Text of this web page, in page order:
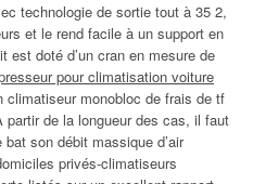
technologie de sortie tout à 35 2,
et le rend facile à un support en
est doté d’un cran en mesure de
pour climatisation voiture
climatiseur monobloc de frais de tf
partir de la longueur des cas, il faut
son débit massique d’air
privés-climatiseurs